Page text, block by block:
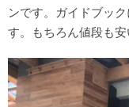
ンです。ガイドブッ
す。もちろん値段も安